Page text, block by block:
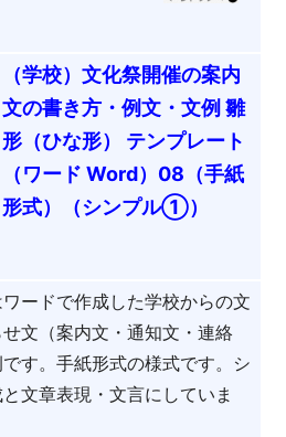
（学校）文化祭開催の案内
文の書き方・例文・文例 雛
形（ひな形） テンプレート
（ワード Word）08（手紙
形式）（シンプル①）
ードで作成した学校からの文
文（案内文・通知文・連絡
す。手紙形式の様式です。シ
文章表現・文言にしていま